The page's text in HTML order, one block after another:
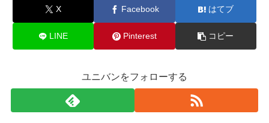
X Facebook はてブ
LINE Pinterest コピー
ユニバンをフォローする